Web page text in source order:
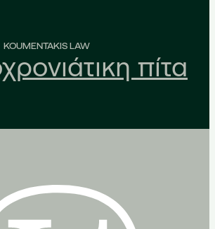
KOUMENTAKIS LAW
πίτα